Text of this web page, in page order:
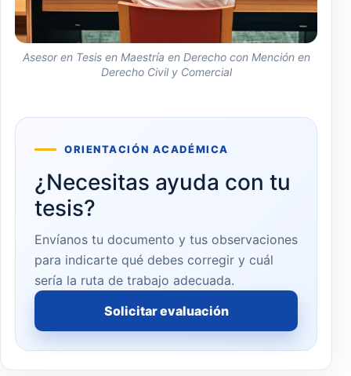
Asesor en Tesis en Maestría en Derecho con Mención en
Derecho Civil y Comercial
ORIENTACIÓN ACADÉMICA
¿Necesitas ayuda con tu
tesis?
Envíanos tu documento y tus observaciones
para indicarte qué debes corregir y cuál
sería la ruta de trabajo adecuada.
Solicitar evaluación